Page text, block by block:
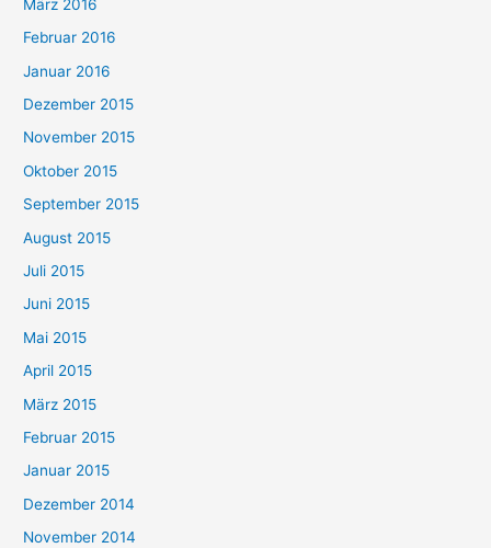
März 2016
Februar 2016
Januar 2016
Dezember 2015
November 2015
Oktober 2015
September 2015
August 2015
Juli 2015
Juni 2015
Mai 2015
April 2015
März 2015
Februar 2015
Januar 2015
Dezember 2014
November 2014